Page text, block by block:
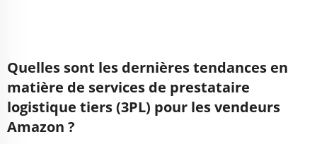
Quelles sont les dernières tendances en
matière de services de prestataire
logistique tiers (3PL) pour les vendeurs
Amazon ?